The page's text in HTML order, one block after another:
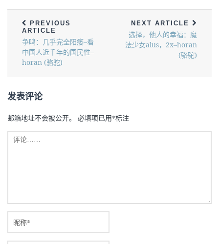
PREVIOUS
ARTICLE
争鸣：几乎完全阳痿–看
中国人近千年的国民性–
horan (骆驼)
NEXT ARTICLE
选择，他人的幸福：魔
法少女alus，2x–horan
(骆驼)
发表评论
邮箱地址不会被公开。 必填项已用*标注